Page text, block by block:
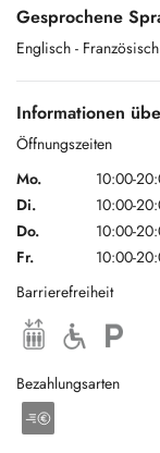
Gesprochene
Englisch - Französisch
Informationen
Öffnungszeiten
Mo.
10:00-
Di.
10:00-
Do.
10:00-
Fr.
10:00-
Barrierefreiheit
Bezahlungsarten